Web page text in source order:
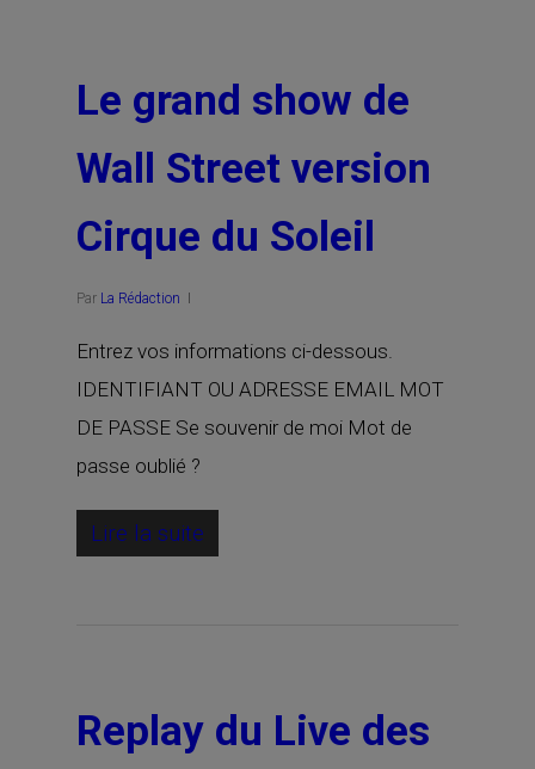
Le grand show de
Wall Street version
Cirque du Soleil
Par La Rédaction
Entrez vos informations ci-dessous.
IDENTIFIANT OU ADRESSE EMAIL MOT
DE PASSE Se souvenir de moi Mot de
passe oublié ?
Lire la suite
Replay du Live des